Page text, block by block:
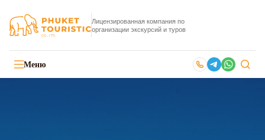
Лицензированная компания по
организации экскурсий и туров
Меню